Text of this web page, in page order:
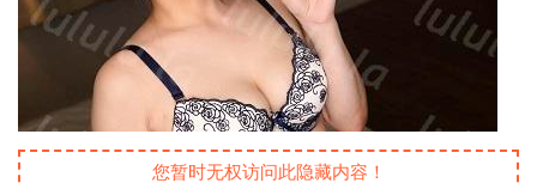
您暂时无权访问此隐藏内容！